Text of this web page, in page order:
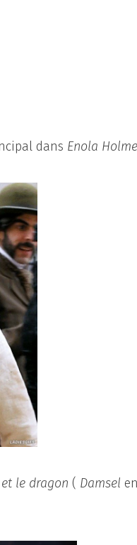
dans Enola
le dragon ( Damsel